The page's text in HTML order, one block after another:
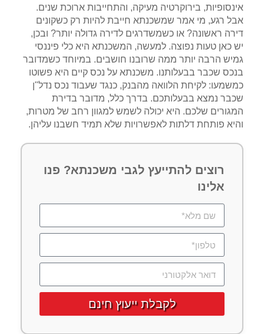
אינסופיות, בירוקרטיה מעיקה, והתחייבות ארוכת שנים.
אבל רגע, מי אמר שמשכנתא חייבת להיות רק כשקונים
דירה ראשונה? או כשמשדרגים לדירה גדולה יותר? ובכן,
יש כאן טעות נפוצה. למעשה, המשכנתא היא כלי פיננסי
גמיש הרבה יותר ממה שרובנו חושבים. במיוחד כשמדובר
בנכס שכבר בבעלותנו. משכנתא על נכס קיים היא פשוטו
כמשמעו: לקיחת הלוואה מהבנק, כנגד שעבוד נכס נדל"ן
שכבר נמצא בבעלותכם. בדרך כלל, מדובר בדירת
המגורים שלכם. היא יכולה לשמש למגוון רחב של מטרות,
והיא פותחת דלתות לאפשרויות שלא תמיד חשבנו עליהן.
רוצים להתייעץ לגבי משכנתא? פנו
אלינו
לקבלת ייעוץ חינם